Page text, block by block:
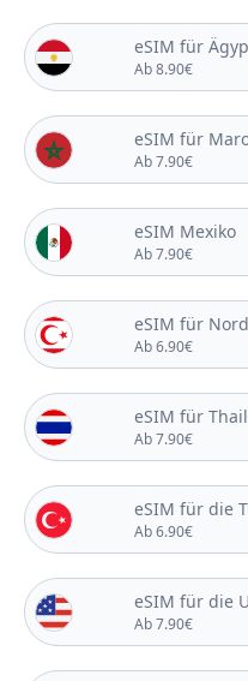
eSIM für
Ab 8.90€
eSIM für
Ab 7.90€
eSIM Mexiko
Ab 7.90€
eSIM für
Ab 6.90€
eSIM für
Ab 7.90€
eSIM für die
Ab 6.90€
eSIM für die
Ab 7.90€